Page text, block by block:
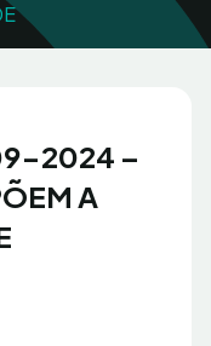
2024 –
A